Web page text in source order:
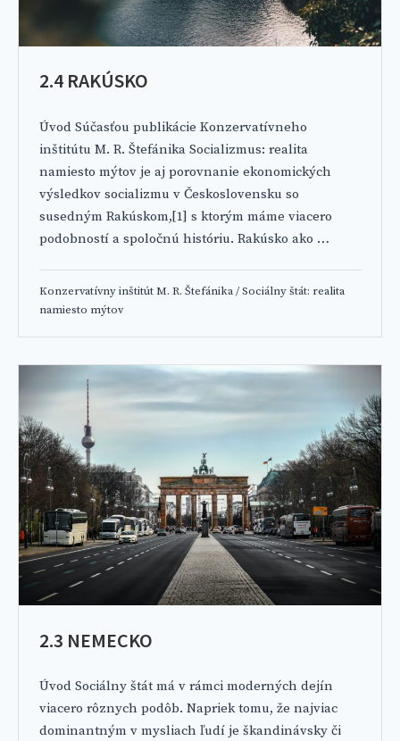
2.4 RAKÚSKO
Úvod Súčasťou publikácie Konzervatívneho
inštitútu M. R. Štefánika Socializmus: realita
namiesto mýtov je aj porovnanie ekonomických
výsledkov socializmu v Československu so
susedným Rakúskom,[1] s ktorým máme viacero
podobností a spoločnú históriu. Rakúsko ako …
Konzervatívny inštitút M. R. Štefánika/Sociálny štát: realita
namiesto mýtov
2.3 NEMECKO
Úvod Sociálny štát má v rámci moderných dejín
viacero rôznych podôb. Napriek tomu, že najviac
dominantným v mysliach ľudí je škandinávsky či